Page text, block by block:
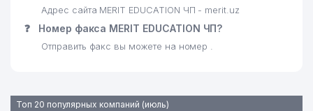
Адрес сайта MERIT EDUCATION ЧП - merit.uz
❓ Номер факса MERIT EDUCATION ЧП?
Отправить факс вы можете на номер .
Топ 20 популярных компаний (июль)